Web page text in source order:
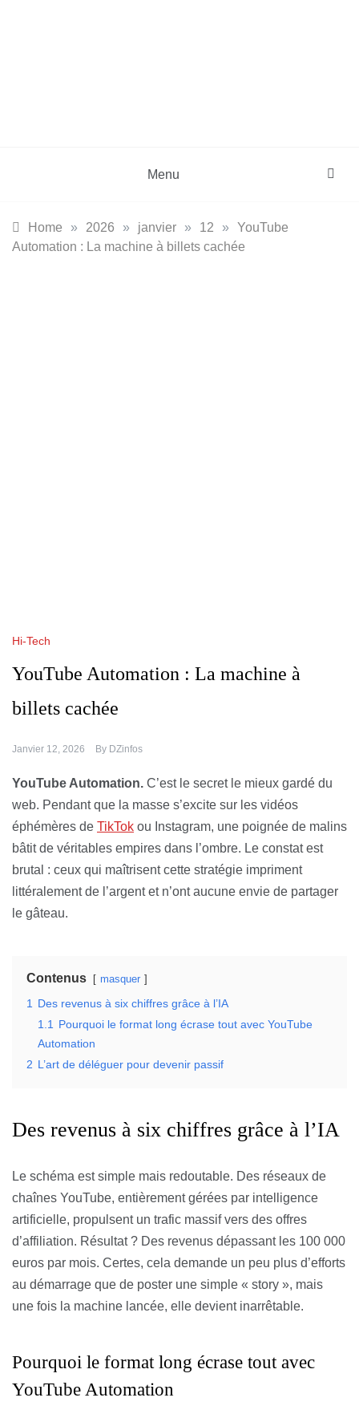
Menu
Home » 2026 » janvier » 12 » YouTube
Automation : La machine à billets cachée
Hi-Tech
YouTube Automation : La machine à
billets cachée
Janvier 12, 2026 By DZinfos
YouTube Automation. C’est le secret le mieux gardé du
web. Pendant que la masse s’excite sur les vidéos
éphémères de TikTok ou Instagram, une poignée de malins
bâtit de véritables empires dans l’ombre. Le constat est
brutal : ceux qui maîtrisent cette stratégie impriment
littéralement de l’argent et n’ont aucune envie de partager
le gâteau.
Contenus masquer
1
Des revenus à six chiffres grâce à l’IA
1.1
Pourquoi le format long écrase tout avec YouTube
Automation
2 L’art de déléguer pour devenir passif
Des revenus à six chiffres grâce à l’IA
Le schéma est simple mais redoutable. Des réseaux de
chaînes YouTube, entièrement gérées par intelligence
artificielle, propulsent un trafic massif vers des offres
d’affiliation. Résultat ? Des revenus dépassant les 100 000
euros par mois. Certes, cela demande un peu plus d’efforts
au démarrage que de poster une simple « story », mais
une fois la machine lancée, elle devient inarrêtable.
Pourquoi le format long écrase tout avec
YouTube Automation